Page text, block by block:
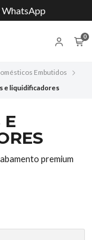
0
Embutidos
e liquidificadores
E
premium